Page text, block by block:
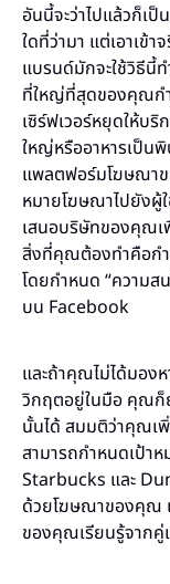
อันนี้จะว่าไปแล้วก็เ
ใดที่ว่ามา แต่เอาเข้
แบรนด์มักจะใช้วิธีนี้
ที่ใหญ่ที่สุดของคุณกำ
เซิร์ฟเวอร์หยุดให้บ
ใหญ่หรืออาหารเป็นพิ
แพลตฟอร์มโฆษณา
หมายโฆษณาไปยังผู้
เสนอบริษัทของคุณ
สิ่งที่คุณต้องทำคือก
โดยกำหนด “ความส
บน Facebook
และถ้าคุณไม่ได้มอ
วิกฤตอยู่ในมือ คุณก็
นั้นได้ สมมติว่าคุณเ
สามารถกำหนดเป้า
Starbucks และ
ด้วยโฆษณาของคุณ
ของคุณเรียนรู้จาก